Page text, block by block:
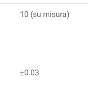
10 (su misura)
±0.03